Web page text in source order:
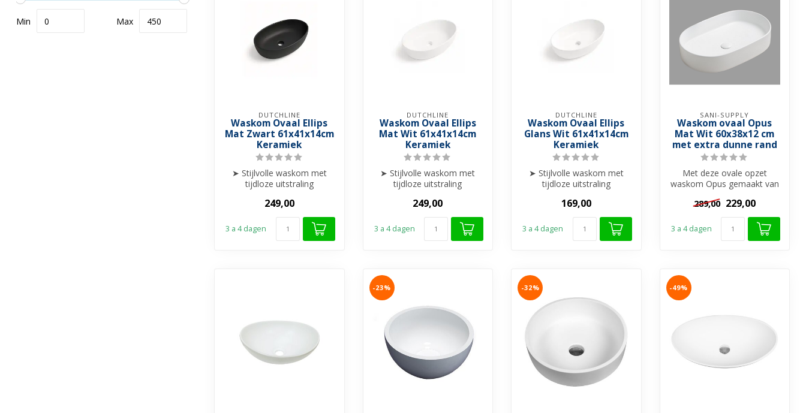
Min Max
DUTCHLINE
Waskom Ovaal Ellips
Mat Zwart 61x41x14cm
Keramiek
➤ Stijlvolle waskom met
tijdloze uitstraling
comfort én ...
249,00
3 a 4 dagen
DUTCHLINE
Waskom Ovaal Ellips
Mat Wit 61x41x14cm
Keramiek
➤ Stijlvolle waskom met
tijdloze uitstraling
comfort én ...
249,00
3 a 4 dagen
DUTCHLINE
Waskom Ovaal Ellips
Glans Wit 61x41x14cm
Keramiek
➤ Stijlvolle waskom met
tijdloze uitstraling
comfort én ...
169,00
3 a 4 dagen
SANI-SUPPLY
Waskom ovaal Opus
Mat Wit 60x38x12 cm
met extra dunne rand
Met deze ovale opzet
waskom Opus gemaakt van
badkamermeubel ...
289,00 229,00
3 a 4 dagen
-23% -32% -49%